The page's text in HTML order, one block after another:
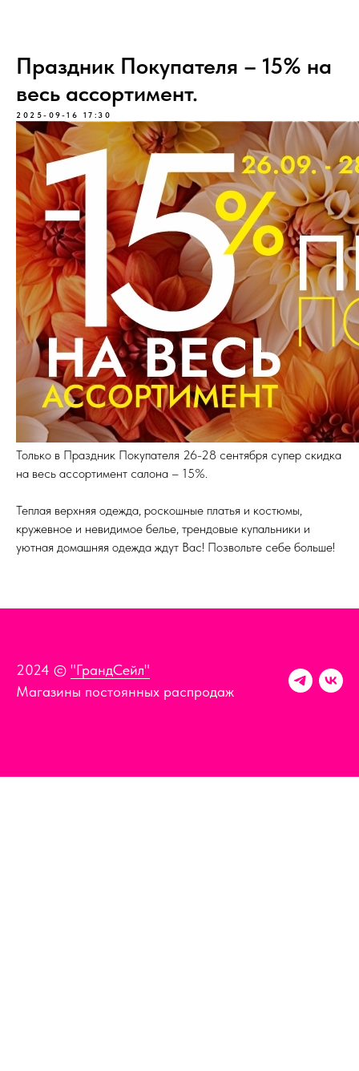
Праздник Покупателя – 15% на
весь ассортимент.
2025-09-16 17:30
Только в Праздник Покупателя 26-28 сентября супер скидка
на весь ассортимент салона – 15%.
Теплая верхняя одежда, роскошные платья и костюмы,
кружевное и невидимое белье, трендовые купальники и
уютная домашняя одежда ждут Вас! Позвольте себе больше!
2024 © "ГрандСейл"
Магазины постоянных распродаж